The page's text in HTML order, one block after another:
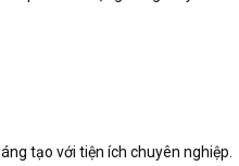
tạo với tiện ích chuyên nghiệp.